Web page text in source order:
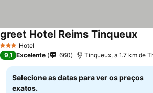
3 EstrelasHotel
greet Hotel Reims Tinqueux
9,1 Excelente 660 Tinqueux, a 1.7 km de
Selecione as datas para ver os preços
exatos.